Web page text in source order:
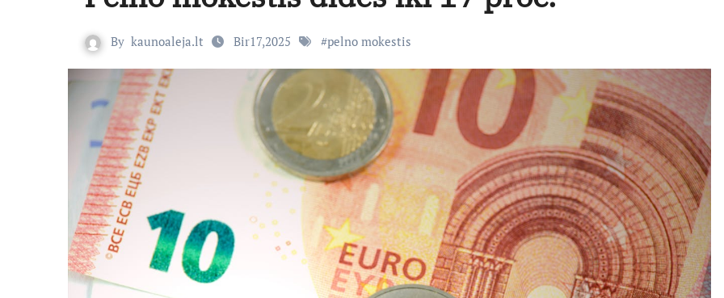
By kaunoaleja.lt Bir17,2025 #pelno mokestis